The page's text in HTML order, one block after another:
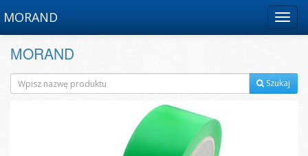
Menu
MORAND
MORAND
Szukaj